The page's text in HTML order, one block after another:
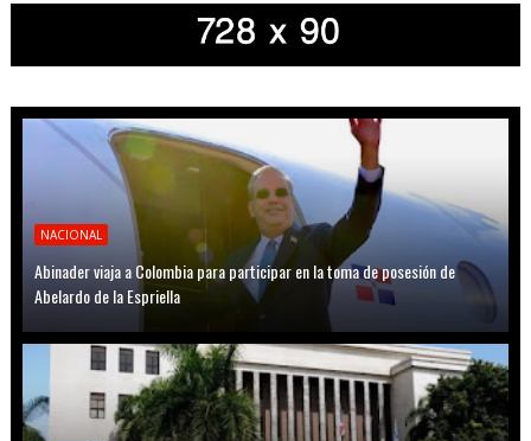
NACIONAL
Abinader viaja a Colombia para participar en la toma de posesión de
Abelardo de la Espriella